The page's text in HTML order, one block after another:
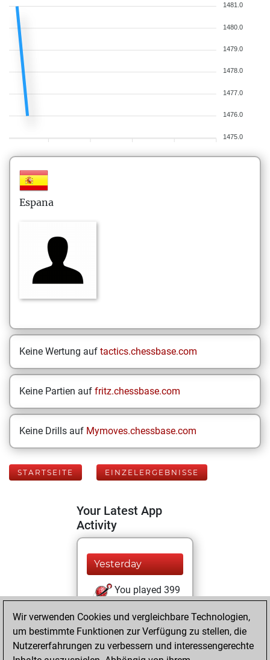
1481.0
1480.0
1479.0
1478.0
1477.0
1476.0
1475.0
Espana
Keine Wertung auf tactics.chessbase.com
Keine Partien auf fritz.chessbase.com
Keine Drills auf Mymoves.chessbase.com
STARTSEITE EINZELERGEBNISSE
Your Latest App
Activity
Yesterday
You played 399
You scored
+125 =10 -264 in
blitz
Wir verwenden Cookies und vergleichbare Technologien,
um bestimmte Funktionen zur Verfügung zu stellen, die
Nutzererfahrungen zu verbessern und interessengerechte